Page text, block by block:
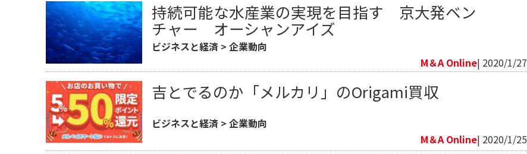
持続可能な水産業の実現を目指す 京大発ベン
チャー オーシャンアイズ
ビジネスと経済 >企業動向
M＆A Online| 2020/1/27
吉とでるのか「メルカリ」のOrigami買収
ビジネスと経済 >企業動向
M＆A Online| 2020/1/25